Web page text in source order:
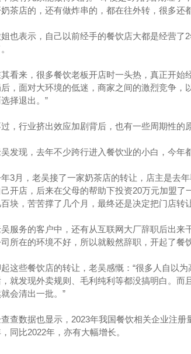
茶店的，还有做炸串的，都在往外转，很多还
也表示，自己以前经手的餐饮店大都是经营了
看来，很多餐饮老板开店时一头热，真正开始
后，面对大环境的低迷，商家之间的激烈竞争
择退出。”
，行业挤出效应加剧背后，也有一些周期性的
发现，去年不少跨行进入餐饮业的小白，今年
3月，老吴接了一家奶茶店的转让，店主是去
己开店，后来在父母的帮助下投资20万元加盟
百块，苦苦撑了几个月，最终还是决定把门店转
服务的客户中，还有从互联网大厂辞职后出
所在的环境不好，所以就毅然辞职，开起了餐
这些餐饮店的转让，老吴感慨：“很多人自以
，就发现外卖规则、毛利纯利等都没搞明白。
会清出一批。”
查数据也显示，2023年我国餐饮相关企业注
同比2022年，亦有大幅增长。